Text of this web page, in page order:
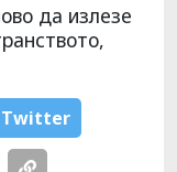
да излезе
Тwitter